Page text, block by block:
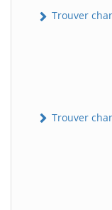
Trouver
Trouver